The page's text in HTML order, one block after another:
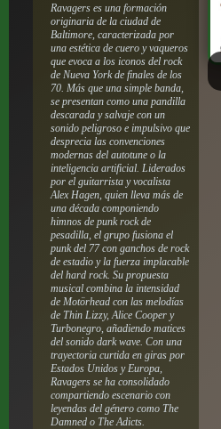
Ravagers es una formación
originaria de la ciudad de
Baltimore, caracterizada por
una estética de cuero y vaqueros
que evoca a los iconos del rock
de Nueva York de finales de los
70. Más que una simple banda,
se presentan como una pandilla
descarada y salvaje con un
sonido peligroso e impulsivo que
desprecia las convenciones
modernas del autotune o la
inteligencia artificial. Liderados
por el guitarrista y vocalista
Alex Hagen, quien lleva más de
una década componiendo
himnos de punk rock de
pesadilla, el grupo fusiona el
punk del 77 con ganchos de rock
de estadio y la fuerza implacable
del hard rock. Su propuesta
musical combina la intensidad
de Motörhead con las melodías
de Thin Lizzy, Alice Cooper y
Turbonegro, añadiendo matices
del sonido dark wave. Con una
trayectoria curtida en giras por
Estados Unidos y Europa,
Ravagers se ha consolidado
compartiendo escenario con
leyendas del género como The
Damned o The Adicts.